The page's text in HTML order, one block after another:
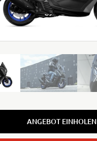
ANGEBOT EINHOLEN